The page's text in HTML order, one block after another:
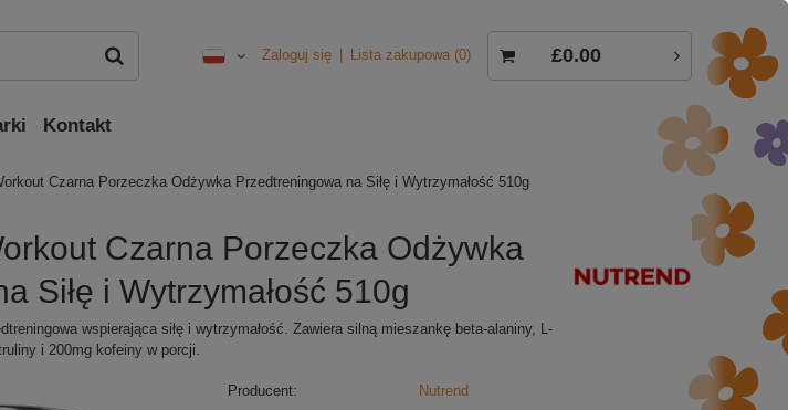
Zaloguj się Lista zakupowa 0 £0.00
Kontakt
Czarna Porzeczka Odżywka Przedtreningowa na Siłę i Wytrzymałość 510g
Czarna Porzeczka Odżywka
Siłę i Wytrzymałość 510g
wspierająca siłę i wytrzymałość. Zawiera silną mieszankę beta-alaniny, L-
i 200mg kofeiny w porcji.
Producent: Nutrend